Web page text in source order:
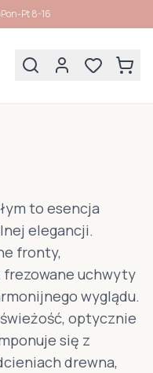
Pon-Pt 8-16
to esencja
elegancji.
fronty,
frezowane uchwyty
wyglądu.
optycznie
się z
drewna,